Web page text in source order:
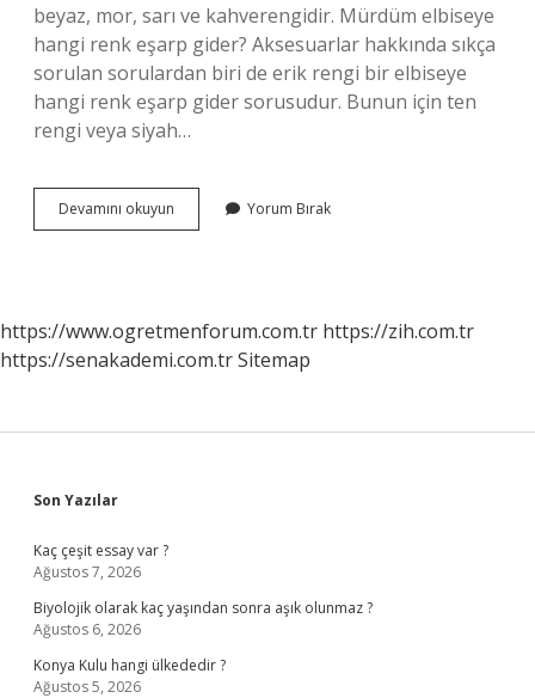
beyaz, mor, sarı ve kahverengidir. Mürdüm elbiseye
hangi renk eşarp gider? Aksesuarlar hakkında sıkça
sorulan sorulardan biri de erik rengi bir elbiseye
hangi renk eşarp gider sorusudur. Bunun için ten
rengi veya siyah…
Devamını okuyun
Elbisenin
Gider
Yorum Bırak
https://www.ogretmenforum.com.tr https://zih.com.tr
https://senakademi.com.trSitemap
Sidebar
Son Yazılar
Kaç çeşit essay var ?
Ağustos 7, 2026
Biyolojik olarak kaç yaşından sonra aşık olunmaz ?
Ağustos 6, 2026
Konya Kulu hangi ülkededir ?
Ağustos 5, 2026